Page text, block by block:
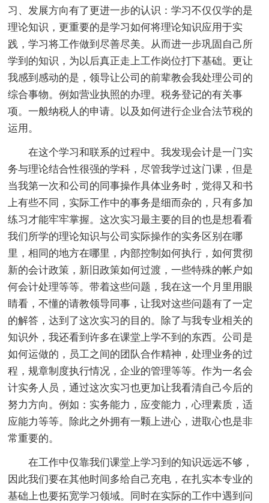
习、发展方向有了更进一步的认识：学习不仅仅学的是
理论知识，更重要的是学习如何将理论知识应用于实
践，学习将工作做到尽善尽美。从而进一步巩固自己所
学到的知识，为以后真正走上工作岗位打下基础。更让
我感到感动的是，领导让公司的前辈教会我处理公司的
综合事物。例如营业执照的办理。税务登记的有关事
项。一般纳税人的申请。以及如何进行企业合法节税的
运用。
在这个学习和联系的过程中。我发现会计是一门实
务与理论结合性很强的学科，尽管我学过这门课，但是
当我第一次和公司的同事操作具体业务时，觉得又和书
上有些不同，实际工作中的事务是细而杂的，只有多加
练习才能牢牢掌握。这次实习最主要的目的也是想看看
我们所学的理论知识与公司实际操作的实务区别在哪
里，相同的地方在哪里，内部控制如何执行，如何贯彻
新的会计政策，新旧政策如何过渡，一些特殊的帐户如
何会计处理等等。带着这些问题，我在这一个月里用眼
睛看，不懂的请教领导同事，让我对这些问题有了一定
的解答，达到了这次实习的目的。除了与我专业相关的
知识外，我还看到许多在课堂上学不到的东西。公司是
如何运做的，员工之间的团队合作精神，处理业务的过
程，规章制度执行情况，企业的管理等等。作为一名会
计实务人员，通过这次实习也更加让我看清自己今后的
努力方向。例如：实务能力，应变能力，心理素质，适
应能力等等。除此之外拥有一颗上进心，进取心也是非
常重要的。
在工作中仅靠我们课堂上学习到的知识远远不够，
因此我们要在其他时间多给自己充电，在扎实本专业的
基础上也要拓宽学习领域。同时在实际的工作中遇到问